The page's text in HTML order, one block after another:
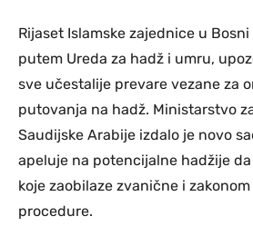
Rijaset Islamske zajednice u
putem Ureda za hadž i umru,
sve učestalije prevare vezane za
putovanja na hadž. Ministarstvo
Saudijske Arabije izdalo je novo
apeluje na potencijalne hadžije
koje zaobilaze zvanične i
procedure.